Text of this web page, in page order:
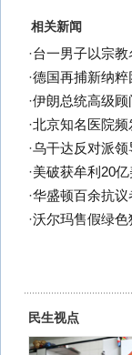
相关新闻
·台一男子以宗
·德国再捕新纳粹
·伊朗总统高级
·北京知名医院
·乌干达反对派
·美破获牟利20
·华盛顿百余抗
·沃尔玛售假绿
民生视点